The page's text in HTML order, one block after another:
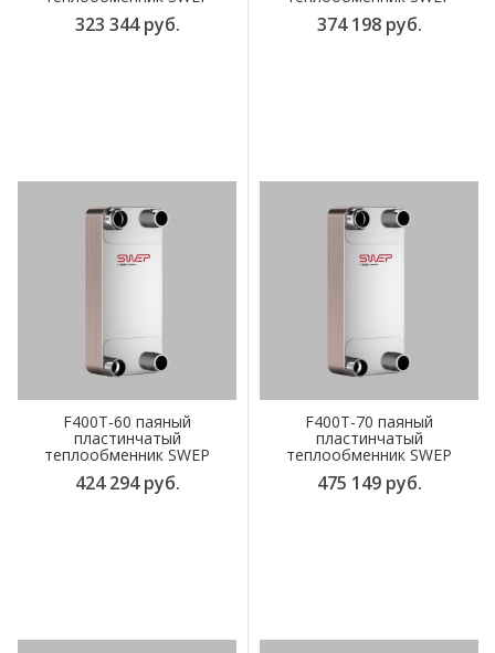
323 344 руб. 374 198 руб.
F400T-60 паяный
пластинчатый
теплообменник SWEP
424 294 руб.
F400T-70 паяный
пластинчатый
теплообменник SWEP
475 149 руб.